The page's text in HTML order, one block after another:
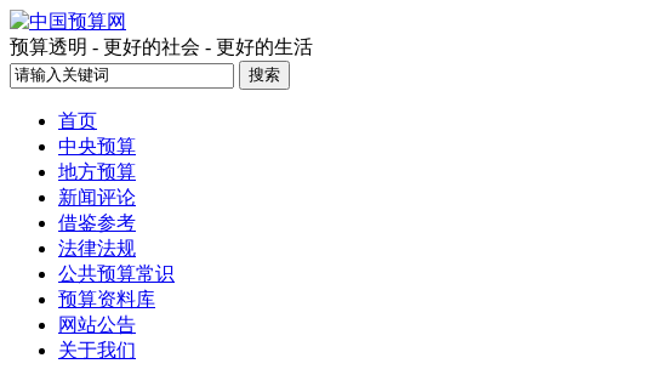
预算透明 - 更好的社会 - 更好的生活
首页
中央预算
地方预算
新闻评论
借鉴参考
法律法规
公共预算常识
预算资料库
网站公告
关于我们